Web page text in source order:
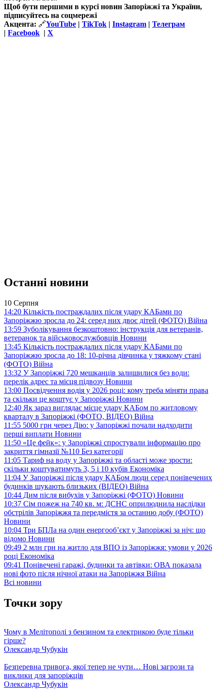
Щоб бути першими в курсі новин Запоріжжі та України,
підписуйтесь на соцмережі
Акцента: 🔗YouTube | TikTok | Instagram | Телеграм
| Facebook | Х
Останні новини
10 Серпня
14:20 Кількість постраждалих після удару КАБами по
Запоріжжю зросла до 24: серед них двоє дітей (ФОТО) Війна
13:59 Зуболікування безкоштовно: інструкція для ветеранів,
ветеранок та військовослужбовців Новини
13:45 Кількість постраждалих після удару КАБами по
Запоріжжю зросла до 18: 10-річна дівчинка у тяжкому стані
(ФОТО) Війна
13:32 У Запоріжжі 720 мешканців залишилися без води:
перелік адрес та місця підвозу Новини
13:00 Посвідчення водія у 2026 році: кому треба міняти права
та скільки це коштує у Запоріжжі Новини
12:40 Як зараз виглядає місце удару КАБом по житловому
кварталу в Запоріжжі (ФОТО, ВІДЕО) Війна
11:55 5000 грн через Дію: у Запоріжжі почали надходити
перші виплати Новини
11:50 «Це фейк»: у Запоріжжі спростували інформацію про
закриття гімназії №110 Без категорії
11:05 Тариф на воду у Запоріжжі та області може зрости:
скільки коштуватимуть 3, 5 і 10 кубів Економіка
11:04 У Запоріжжі після удару КАБом люди серед понівечених
будинків шукають близьких (ВІДЕО) Війна
10:44 Дим після вибухів у Запоріжжі (ФОТО) Новини
10:37 Сім пожеж на 740 кв. м: ДСНС оприлюднила наслідки
обстрілів Запоріжжя та передмістя за останню добу (ФОТО)
Новини
10:04 Три БПЛа на один енергооб’єкт у Запоріжжі за ніч: що
відомо Новини
09:49 2 млн грн на житло для ВПО із Запоріжжя: умови у 2026
році Економіка
09:41 Понівечені гаражі, будинки та автівки: ОВА показала
нові фото після нічної атаки на Запоріжжя Війна
Всі новини
Точки зору
Чому в Мелітополі з бензином та електрикою буде тільки
гірше?
Олександр Чубукін
Безперевна тривога, якої тепер не чути… Нові загрози та
виклики для запоріжців
Олександр Чубукін